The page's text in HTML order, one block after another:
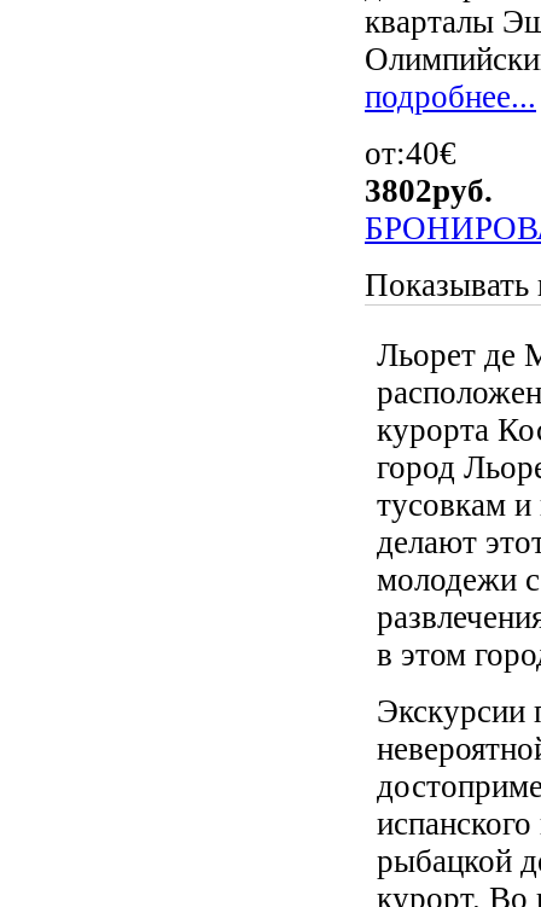
кварталы
подробнее...
от:40€
3802руб.
Показывать
Льорет де
курорта
город
тусовкам
делают
молодежи
в этом
Экскурсии
рыбацкой
курорт. Во